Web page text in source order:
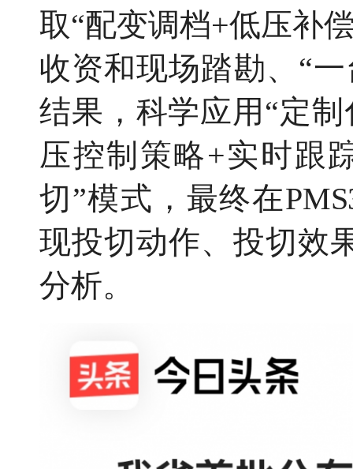
取“配变调档+低压补
收资和现场踏勘、“
结果，科学应用“定
压控制策略+实时跟
切”模式，最终在
现投切动作、投切效
分析。